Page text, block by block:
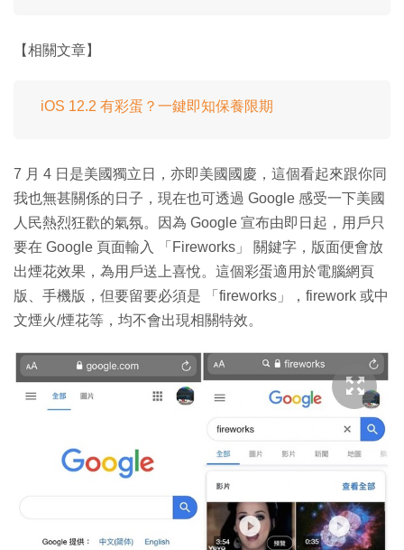
【相關文章】
iOS 12.2 有彩蛋？一鍵即知保養限期
7 月 4 日是美國獨立日，亦即美國國慶，這個看起來跟你同
我也無甚關係的日子，現在也可透過 Google 感受一下美國
人民熱烈狂歡的氣氛。因為 Google 宣布由即日起，用戶只
要在 Google 頁面輸入 「Fireworks」 關鍵字，版面便會放
出煙花效果，為用戶送上喜悅。這個彩蛋適用於電腦網頁
版、手機版，但要留要必須是 「fireworks」，firework 或中
文煙火/煙花等，均不會出現相關特效。